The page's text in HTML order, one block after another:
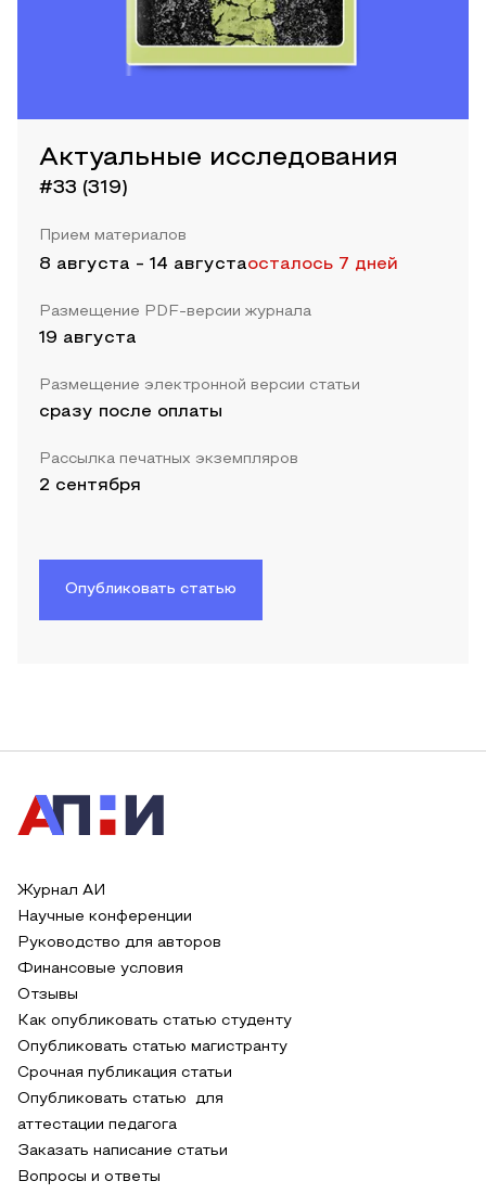
Актуальные исследования
#33 (319)
Прием материалов
8 августа - 14 августаосталось 7 дней
Размещение PDF-версии журнала
19 августа
Размещение электронной версии статьи
сразу после оплаты
Рассылка печатных экземпляров
2 сентября
Опубликовать статью
Журнал АИ
Научные конференции
Руководство для авторов
Финансовые условия
Отзывы
Как опубликовать статью студенту
Опубликовать статью магистранту
Срочная публикация статьи
Опубликовать статью для
аттестации педагога
Заказать написание статьи
Вопросы и ответы